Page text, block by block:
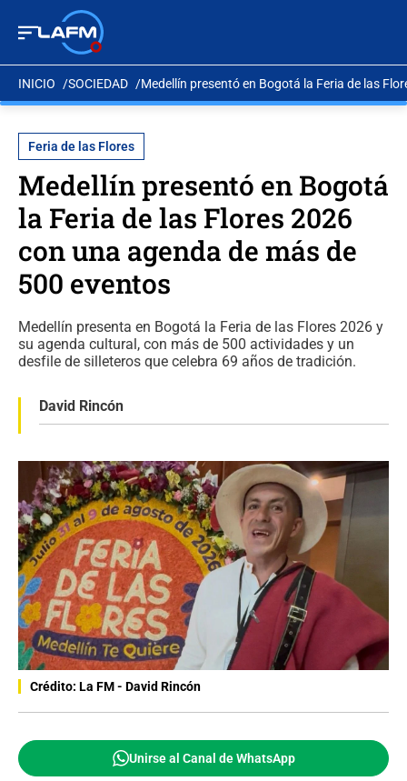
INICIO SOCIEDAD Medellín presentó en Bogotá la Feria de las
Feria de las Flores
Medellín presentó en Bogotá
la Feria de las Flores 2026
con una agenda de más de
500 eventos
Medellín presenta en Bogotá la Feria de las Flores 2026 y
su agenda cultural, con más de 500 actividades y un
desfile de silleteros que celebra 69 años de tradición.
David Rincón
Crédito: La FM - David Rincón
Unirse al Canal de WhatsApp